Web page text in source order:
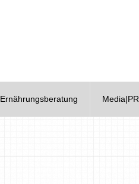
Ernährungsberatung Media|PR